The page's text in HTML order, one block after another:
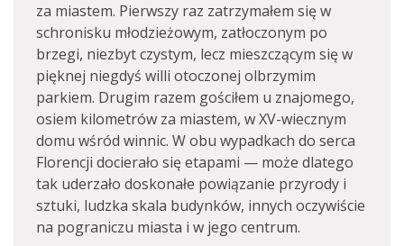
za miastem. Pierwszy raz zatrzymałem się w
schronisku młodzieżowym, zatłoczonym po
brzegi, niezbyt czystym, lecz mieszczącym się w
pięknej niegdyś willi otoczonej olbrzymim
parkiem. Drugim razem gościłem u znajomego,
osiem kilometrów za miastem, w XV-wiecznym
domu wśród winnic. W obu wypadkach do serca
Florencji docierało się etapami — może dlatego
tak uderzało doskonałe powiązanie przyrody i
sztuki, ludzka skala budynków, innych oczywiście
na pograniczu miasta i w jego centrum.